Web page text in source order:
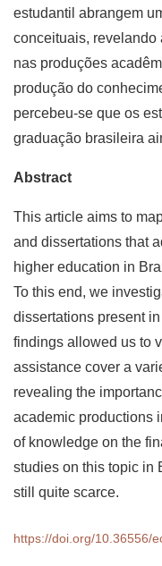
estudantil abrangem
conceituais, revelando
nas produções
produção do
percebeu-se que os
graduação brasileira
Abstract
This article aims to
and dissertations that
higher education in
To this end, we
dissertations present
findings allowed us to
assistance cover a
revealing the
academic productions
of knowledge on the
studies on this topic in
still quite scarce.
https://doi.org/10.36556/